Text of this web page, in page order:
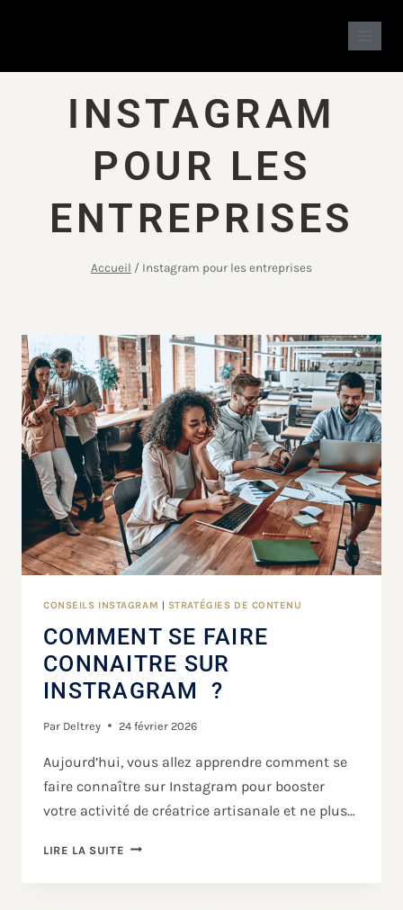
INSTAGRAM
POUR LES
ENTREPRISES
Accueil / Instagram pour les entreprises
CONSEILS INSTAGRAM | STRATÉGIES DE CONTENU
COMMENT SE FAIRE
CONNAITRE SUR
INSTRAGRAM ?
Par Deltrey 24 février 2026
Aujourd’hui, vous allez apprendre comment se
faire connaître sur Instagram pour booster
votre activité de créatrice artisanale et ne plus…
LIRE LA SUITE